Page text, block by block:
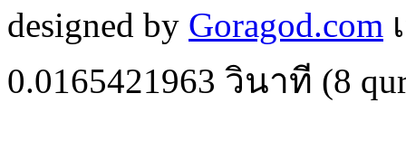
designed by Goragod.com
0.0165421963 วินาที (8